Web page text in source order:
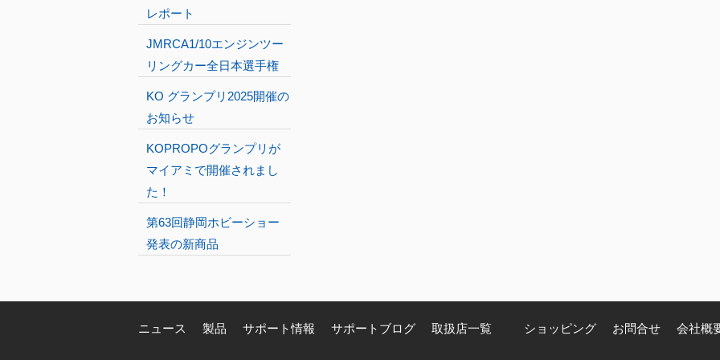
レポート
JMRCA1/10エンジンツー
リングカー全日本選手権
KO グランプリ2025開催の
お知らせ
KOPROPOグランプリが
マイアミで開催されまし
た！
第63回静岡ホビーショー
発表の新商品
ニュース 製品 サポート情報 サポートブログ 取扱店一覧 ショッピング お問合せ 会社概